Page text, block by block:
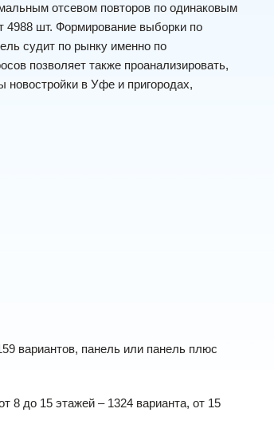
отсевом повторов по одинаковым
4988 шт. Формирование выборки по
судит по рынку именно по
позволяет также проанализировать,
новостройки в Уфе и пригородах,
вариантов, панель или панель плюс
8 до 15 этажей – 1324 варианта, от 15